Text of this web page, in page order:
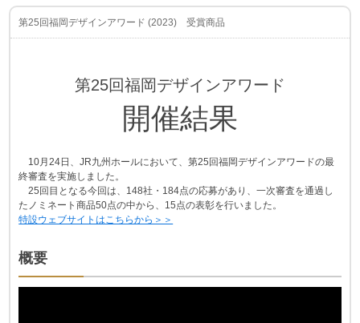
第25回福岡デザインアワード (2023) 受賞商品
第25回福岡デザインアワード
開催結果
10月24日、JR九州ホールにおいて、第25回福岡デザインアワードの最
終審査を実施しました。
25回目となる今回は、148社・184点の応募があり、一次審査を通過し
たノミネート商品50点の中から、15点の表彰を行いました。
特設ウェブサイトはこちらから＞＞
概要